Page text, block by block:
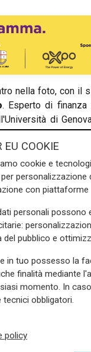
nella foto, con il
. Esperto di finanza
di
SDA Bocconi di
Washington,
Aveva
progetti di energia
all’IRI come
Mondiale di
di
operazioni di
fondi e
come
EU COOKIE
cookie e
personalizzazione
con piattaforme
personali possono
del pubblico e
in tuo possesso la
finalità mediante
momento. In
tecnici obbligatori.
policy